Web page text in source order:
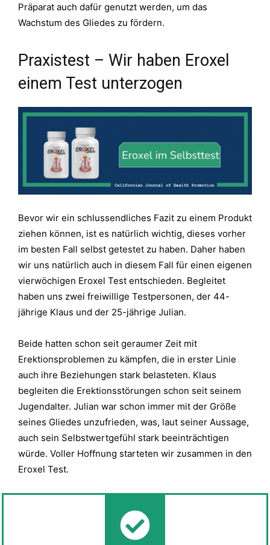
Präparat auch dafür genutzt werden, um das
Wachstum des Gliedes zu fördern.
Praxistest – Wir haben Eroxel
einem Test unterzogen
Bevor wir ein schlussendliches Fazit zu einem Produkt
ziehen können, ist es natürlich wichtig, dieses vorher
im besten Fall selbst getestet zu haben. Daher haben
wir uns natürlich auch in diesem Fall für einen eigenen
vierwöchigen Eroxel Test entschieden. Begleitet
haben uns zwei freiwillige Testpersonen, der 44-
jährige Klaus und der 25-jährige Julian.
Beide hatten schon seit geraumer Zeit mit
Erektionsproblemen zu kämpfen, die in erster Linie
auch ihre Beziehungen stark belasteten. Klaus
begleiten die Erektionsstörungen schon seit seinem
Jugendalter. Julian war schon immer mit der Größe
seines Gliedes unzufrieden, was, laut seiner Aussage,
auch sein Selbstwertgefühl stark beeinträchtigen
würde. Voller Hoffnung starteten wir zusammen in den
Eroxel Test.